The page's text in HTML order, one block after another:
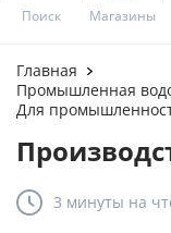
Главная
Промышленная
Для
3 минуты на